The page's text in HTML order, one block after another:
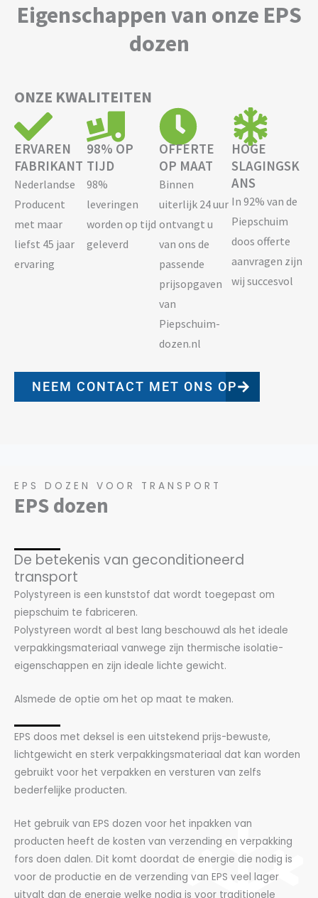
Eigenschappen van onze EPS
dozen
ONZE KWALITEITEN
ERVAREN
FABRIKANT
Nederlandse
Producent
met maar
liefst 45 jaar
ervaring
98% OP
TIJD
98%
leveringen
worden op tijd
geleverd
OFFERTE
OP MAAT
Binnen
uiterlijk 24 uur
ontvangt u
van ons de
passende
prijsopgaven
van
Piepschuim-
dozen.nl
HOGE
SLAGINGSK
ANS
In 92% van de
Piepschuim
doos offerte
aanvragen zijn
wij succesvol
NEEM CONTACT MET ONS OP
EPS DOZEN VOOR TRANSPORT
EPS dozen
De betekenis van geconditioneerd
transport
Polystyreen is een kunststof dat wordt toegepast om
piepschuim te fabriceren.
Polystyreen wordt al best lang beschouwd als het ideale
verpakkingsmateriaal vanwege zijn thermische isolatie-
eigenschappen en zijn ideale lichte gewicht.
Alsmede de optie om het op maat te maken.
EPS doos met deksel is een uitstekend prijs-bewuste,
lichtgewicht en sterk verpakkingsmateriaal dat kan worden
gebruikt voor het verpakken en versturen van zelfs
bederfelijke producten.
Het gebruik van EPS dozen voor het inpakken van
producten heeft de kosten van verzending en verpakking
fors doen dalen. Dit komt doordat de energie die nodig is
voor de productie en de verzending van EPS veel lager
uitvalt dan de energie welke nodig is voor traditionele